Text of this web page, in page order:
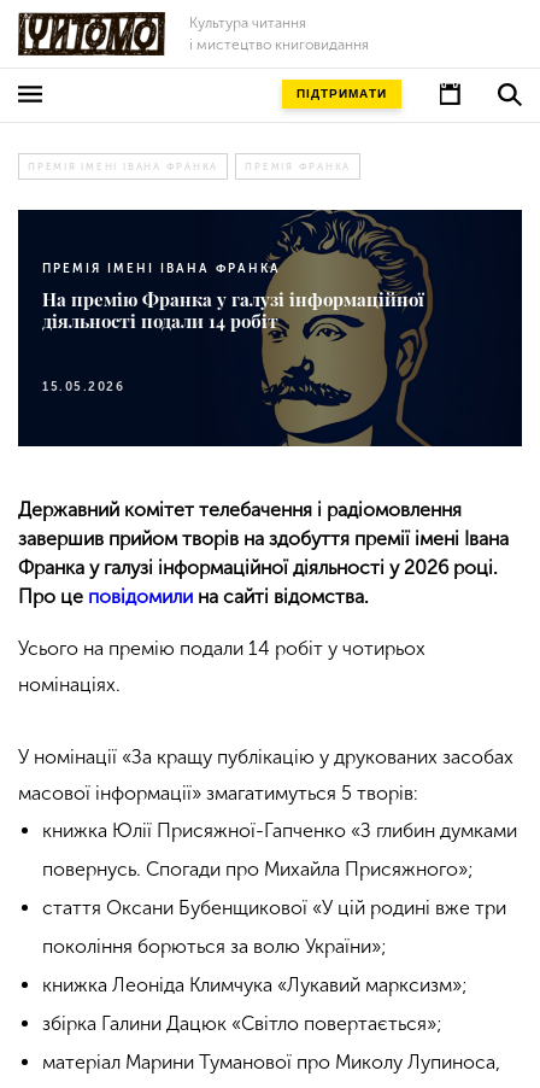
Культура читання
і мистецтво книговидання
ПІДТРИМАТИ
ПРЕМІЯ ІМЕНІ ІВАНА ФРАНКА ПРЕМІЯ ФРАНКА
ПРЕМІЯ ІМЕНІ ІВАНА ФРАНКА
На премію Франка у галузі інформаційної
діяльності подали 14 робіт
15.05.2026
Державний комітет телебачення і радіомовлення
завершив прийом творів на здобуття премії імені Івана
Франка у галузі інформаційної діяльності у 2026 році.
Про це повідомили на сайті відомства.
Усього на премію подали 14 робіт у чотирьох
номінаціях.
У номінації «За кращу публікацію у друкованих засобах
масової інформації» змагатимуться 5 творів:
книжка Юлії Присяжної-Гапченко «З глибин думками
повернусь. Спогади про Михайла Присяжного»;
стаття Оксани Бубенщикової «У цій родині вже три
покоління борються за волю України»;
книжка Леоніда Климчука «Лукавий марксизм»;
збірка Галини Дацюк «Світло повертається»;
матеріал Марини Туманової про Миколу Лупиноса,